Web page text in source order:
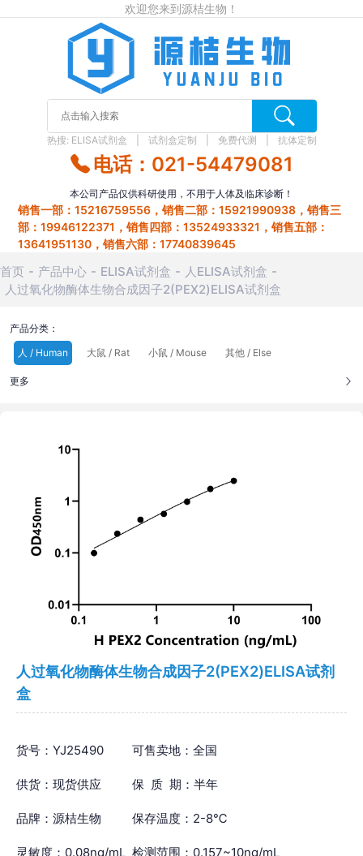
欢迎您来到源桔生物！
热搜: ELISA试剂盒 试剂盒定制 免费代测 抗体定制
电话：021-54479081
本公司产品仅供科研使用，不用于人体及临床诊断！
销售一部：15216759556，销售二部：15921990938，销售三
部：19946122371，销售四部：13524933321，销售五部：
13641951130，销售六部：17740839645
首页 产品中心 ELISA试剂盒
人ELISA试剂盒
人过氧化物酶体生物合成因子2(PEX2)ELISA试剂盒
产品分类：
人 / Human
大鼠 / Rat 小鼠 / Mouse 其他 / Else
更多
人过氧化物酶体生物合成因子2(PEX2)ELISA试剂
盒
货号：YJ25490 可售卖地：全国
供货：现货供应 保 质 期：半年
品牌：源桔生物 保存温度：2-8℃
灵敏度：0.08ng/mL 检测范围：0.157~10ng/mL